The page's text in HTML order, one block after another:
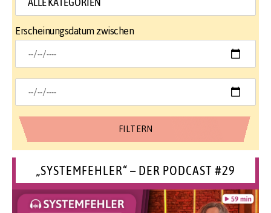
Erscheinungsdatum zwischen
„SYSTEMFEHLER“ – DER PODCAST #29